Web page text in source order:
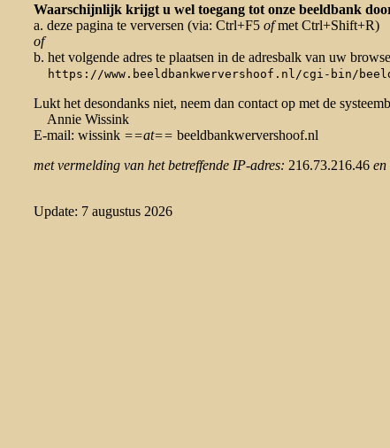
Waarschijnlijk krijgt u wel toegang tot onze beeldbank
a. deze pagina te verversen (via: Ctrl+F5 ofmet Ctrl+Shift+R)
of
b. het volgende adres te plaatsen in de adresbalk van uw
https://www.beeldbankwervershoof.nl/cgi-bin/
Lukt het desondanks niet, neem dan contact op met de
Annie Wissink
E-mail: wissink ==at== beeldbankwervershoof.nl
met vermelding van het betreffende IP-adres: 216.73.216.46 en
Update: 7 augustus 2026